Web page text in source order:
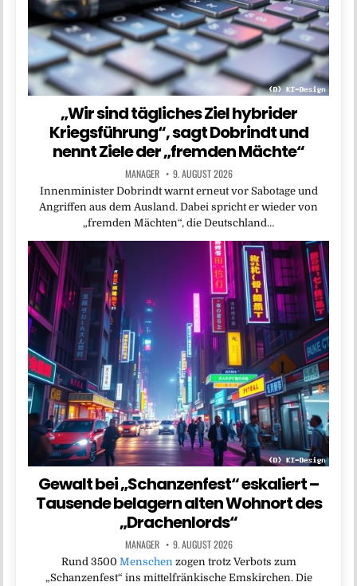
„Wir sind tägliches Ziel hybrider
Kriegsführung“, sagt Dobrindt und
nennt Ziele der „fremden Mächte“
MANAGER 9. AUGUST 2026
Innenminister Dobrindt warnt erneut vor Sabotage und
Angriffen aus dem Ausland. Dabei spricht er wieder von
„fremden Mächten“, die Deutschland…
Gewalt bei „Schanzenfest“ eskaliert –
Tausende belagern alten Wohnort des
„Drachenlords“
MANAGER 9. AUGUST 2026
Rund 3500 Menschen zogen trotz Verbots zum
„Schanzenfest“ ins mittelfränkische Emskirchen. Die